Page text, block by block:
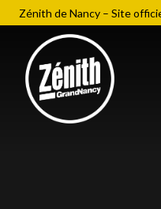
Zénith de Nancy – Site